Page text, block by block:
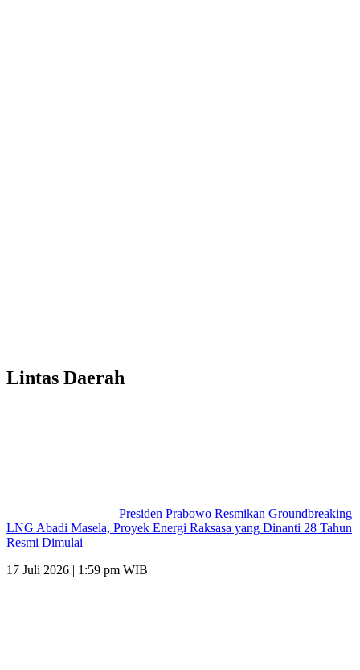
Lintas Daerah
Presiden Prabowo Resmikan Groundbreaking
LNG Abadi Masela, Proyek Energi Raksasa yang Dinanti 28 Tahun
Resmi Dimulai
17 Juli 2026 | 1:59 pm WIB